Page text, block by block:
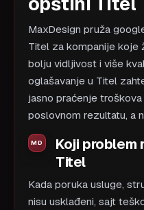
MaxDesign pruža
Titel za kompanije koje
bolju vidljivost i više
oglašavanje u Titel
jasno praćenje
poslovnom rezultatu, a
Koji problem
Titel
Kada poruka usluge,
nisu usklađeni, sajt